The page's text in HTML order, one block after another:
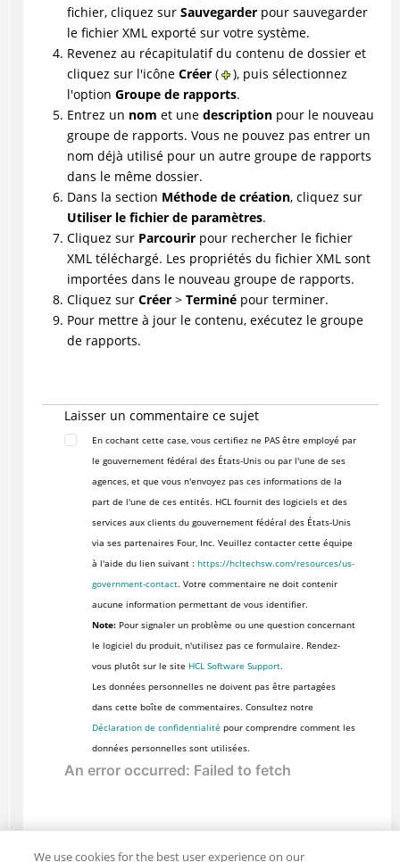
fichier, cliquez sur Sauvegarderpour sauvegarder
le fichier XML exporté sur votre système.
Revenez au récapitulatif du contenu de dossier et
cliquez sur l'icône Créer(
), puis sélectionnez
l'option Groupe de rapports.
Entrez un nom et une descriptionpour le nouveau
groupe de rapports. Vous ne pouvez pas entrer un
nom déjà utilisé pour un autre groupe de rapports
dans le même dossier.
Dans la section Méthode de création, cliquez sur
Utiliser le fichier de paramètres.
Cliquez sur Parcourirpour rechercher le fichier
XML téléchargé. Les propriétés du fichier XML sont
importées dans le nouveau groupe de rapports.
Cliquez sur Créer> Terminépour terminer.
Pour mettre à jour le contenu, exécutez le groupe
de rapports.
Laisser un commentaire ce sujet
En cochant cette case, vous certifiez ne PAS être employé par
le gouvernement fédéral des États-Unis ou par l'une de ses
agences, et que vous n'envoyez pas ces informations de la
part de l'une de ces entités. HCL fournit des logiciels et des
services aux clients du gouvernement fédéral des États-Unis
via ses partenaires Four, Inc. Veuillez contacter cette équipe
à l'aide du lien suivant : https://hcltechsw.com/resources/us-
government-contact. Votre commentaire ne doit contenir
aucune information permettant de vous identifier.
Note:Pour signaler un problème ou une question concernant
le logiciel du produit, n'utilisez pas ce formulaire. Rendez-
vous plutôt sur le site HCL Software Support.
Les données personnelles ne doivent pas être partagées
dans cette boîte de commentaires. Consultez notre
Déclaration de confidentialité pour comprendre comment les
données personnelles sont utilisées.
We use cookies for the best user experience on our